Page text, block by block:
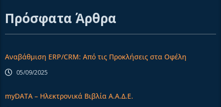
Πρόσφατα Άρθρα
Αναβάθμιση ERP/CRM: Από τις Προκλήσεις στα Οφέλη
05/09/2025
myDATA – Ηλεκτρονικά Βιβλία Α.Α.Δ.Ε.